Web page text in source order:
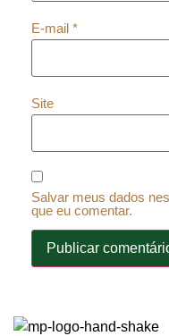
E-mail *
Site
Salvar meus dados
que eu comentar.